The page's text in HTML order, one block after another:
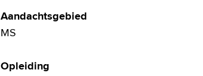
Aandachtsgebied
MS
Opleiding